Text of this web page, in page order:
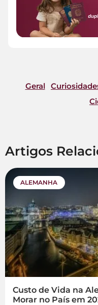
Geral
Artigos
ALEMANHA
Custo de Vida na
Morar no País em